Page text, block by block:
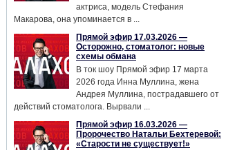
актриса, модель Стефания
Макарова, она упоминается в ...
Прямой эфир 17.03.2026 —
Осторожно, стоматолог: новые
схемы обмана
В ток шоу Прямой эфир 17 марта
2026 года Инна Муллина, жена
Андрея Муллина, пострадавшего от
действий стоматолога. Вырвали ...
Прямой эфир 16.03.2026 —
Пророчество Натальи Бехтеревой:
«Старости не существует!»